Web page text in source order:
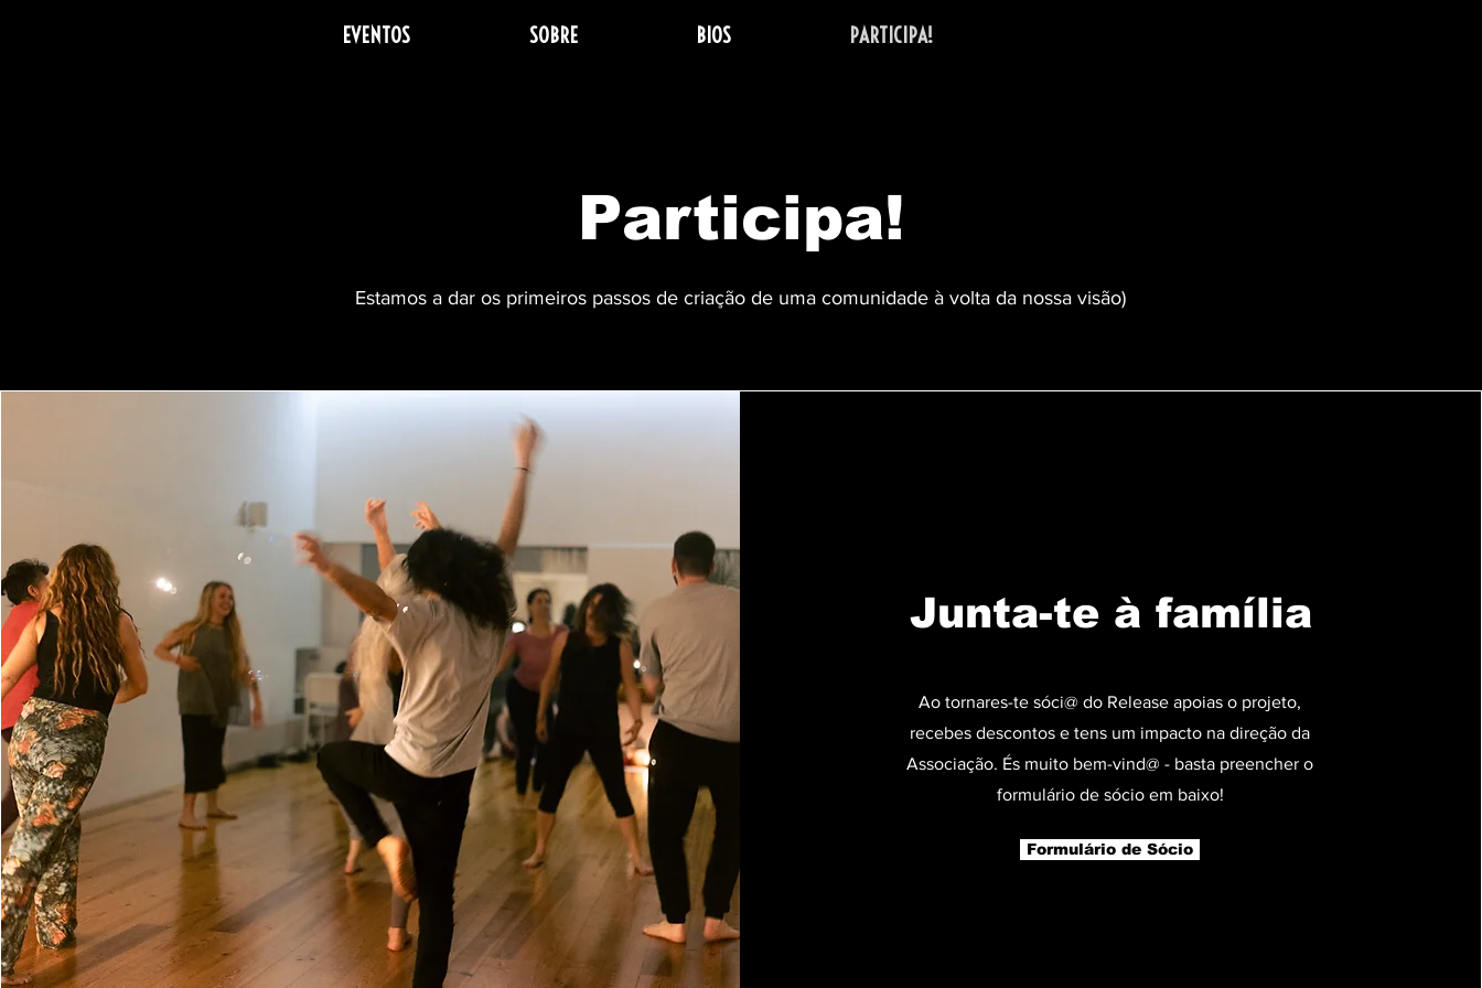
EVENTOS SOBRE BIOS PARTICIPA!
Participa!
Estamos a dar os primeiros passos de criação de uma comunidade à volta da nossa visão)
Junta-te à família
Ao tornares-te sóci@ do Release apoias o projeto,
recebes descontos e tens um impacto na direção da
Associação. És muito bem-vind@ - basta preencher o
formulário de sócio em baixo!
Formulário de Sócio